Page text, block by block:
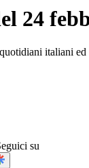
24
italiani ed
su